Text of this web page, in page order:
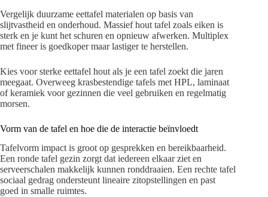
Vergelijk duurzame eettafel materialen op basis van
slijtvastheid en onderhoud. Massief hout tafel zoals eiken is
sterk en je kunt het schuren en opnieuw afwerken. Multiplex
met fineer is goedkoper maar lastiger te herstellen.
Kies voor sterke eettafel hout als je een tafel zoekt die jaren
meegaat. Overweeg krasbestendige tafels met HPL, laminaat
of keramiek voor gezinnen die veel gebruiken en regelmatig
morsen.
Vorm van de tafel en hoe die de interactie beïnvloedt
Tafelvorm impact is groot op gesprekken en bereikbaarheid.
Een ronde tafel gezin zorgt dat iedereen elkaar ziet en
serveerschalen makkelijk kunnen ronddraaien. Een rechte tafel
sociaal gedrag ondersteunt lineaire zitopstellingen en past
goed in smalle ruimtes.